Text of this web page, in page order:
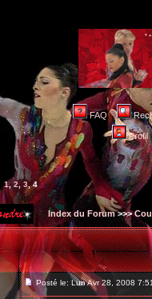
FAQ
Profil
1,2 3,4
Index du Forum>>>
Posté le: Lun Avr 28, 2008